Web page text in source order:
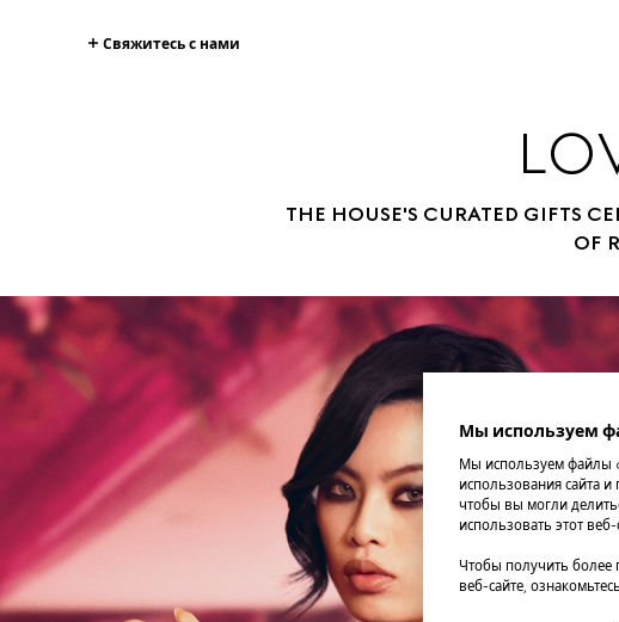
Свяжитесь с нами
THE HOUSE'S CURATED GIFTS
OF
Мы используем
Мы используем файлы
использования сайта
чтобы вы могли
использовать этот
Чтобы получить более
веб-сайте,